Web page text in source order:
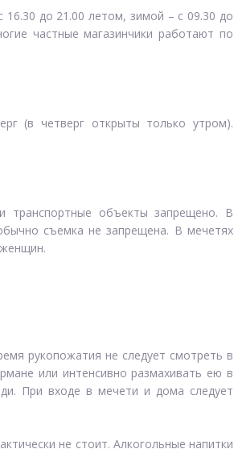
до 21.00 летом, зимой – с 09.30 до
частные магазинчики работают по
(в четверг открыты только утром).
транспортные объекты запрещено. В
съемка не запрещена. В мечетях
рукопожатия не следует смотреть в
или интенсивно размахивать ею в
При входе в мечети и дома следует
не стоит. Алкогольные напитки